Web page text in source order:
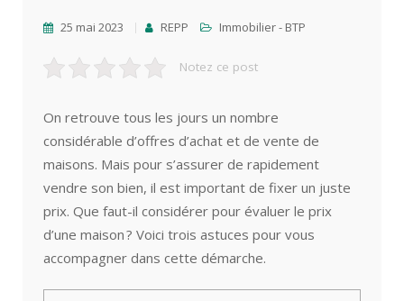
25 mai 2023 REPP Immobilier - BTP
Notez ce post
On retrouve tous les jours un nombre
considérable d’offres d’achat et de vente de
maisons. Mais pour s’assurer de rapidement
vendre son bien, il est important de fixer un juste
prix. Que faut-il considérer pour évaluer le prix
d’une maison ? Voici trois astuces pour vous
accompagner dans cette démarche.